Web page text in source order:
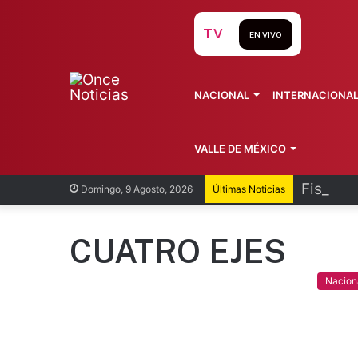
Domingo, 9 Agosto, 2026 Últimas Noticias
TV EN VIVO
NACIONAL INTERNACIONAL
VALLE DE MÉXICO
CUATRO EJES